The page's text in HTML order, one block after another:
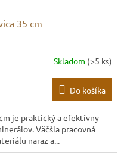
35 cm
Skladom (>5 ks)
Do košíka
je praktický a efektívny
Väčšia pracovná
naraz a...